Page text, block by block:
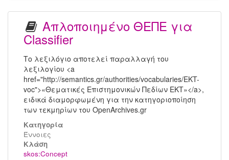
Απλοποιημένο ΘΕΠΕ για
Classifier
Το λεξιλόγιο αποτελεί παραλλαγή του
λεξιλογίου <a
href="http://semantics.gr/authorities/vocabularies/EKT-
voc">«Θεματικές Επιστημονικών Πεδίων ΕΚΤ»</a>,
ειδικά διαμορφωμένη για την κατηγοριοποίηση
των τεκμηρίων του OpenArchives.gr
Κατηγορία
Έννοιες
Kλάση
skos:Concept